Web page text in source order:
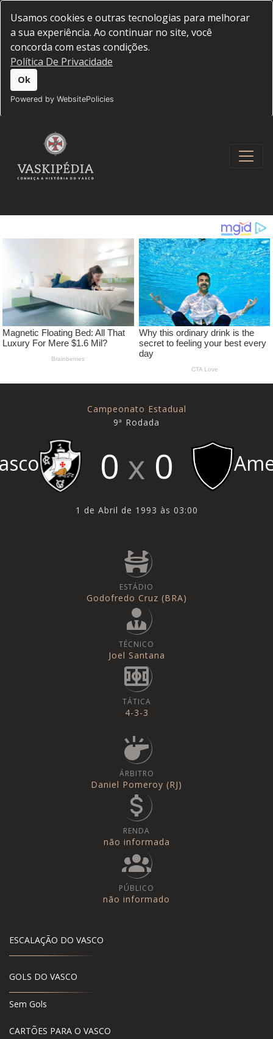
Usamos cookies e outras tecnologias para melhorar
a sua experiência. Ao continuar no site, você
concorda com estas condições.
Política De Privacidade
Ok
Powered by WebsitePolicies
Campeonato Estadual
9ª Rodada
0 0
1 de Abril de 1993 às 03:00
ESTÁDIO
Godofredo Cruz (BRA)
TÉCNICO
Joel Santana
TÁTICA
4-3-3
ÁRBITRO
Daniel Pomeroy (RJ)
RENDA
não informada
PÚBLICO
não informado
ESCALAÇÃO DO VASCO
GOLS DO VASCO
Sem Gols
CARTÕES PARA O VASCO